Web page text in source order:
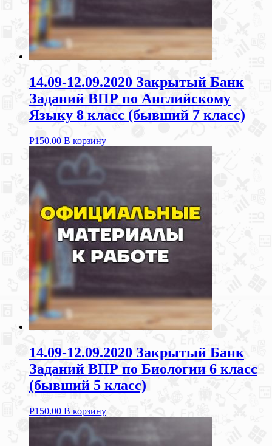
14.09-12.09.2020 Закрытый Банк
Заданий ВПР по Английскому
Языку 8 класс (бывший 7 класс)
Р150.00 В корзину
14.09-12.09.2020 Закрытый Банк
Заданий ВПР по Биологии 6 класс
(бывший 5 класс)
Р150.00 В корзину